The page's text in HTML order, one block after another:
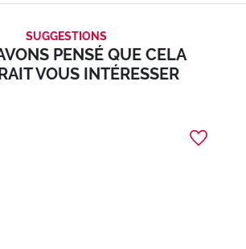
SUGGESTIONS
PENSÉ QUE CELA
VOUS INTÉRESSER